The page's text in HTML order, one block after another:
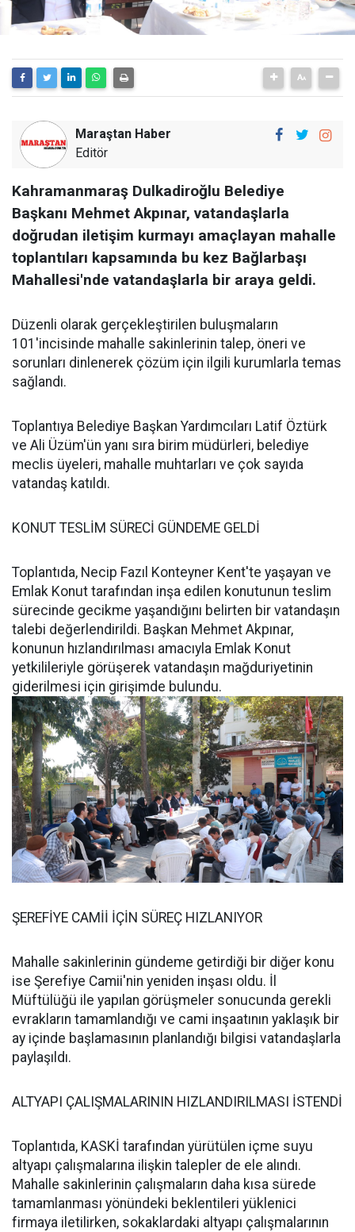
Maraştan Haber
Editör
Kahramanmaraş Dulkadiroğlu Belediye
Başkanı Mehmet Akpınar, vatandaşlarla
doğrudan iletişim kurmayı amaçlayan mahalle
toplantıları kapsamında bu kez Bağlarbaşı
Mahallesi'nde vatandaşlarla bir araya geldi.
Düzenli olarak gerçekleştirilen buluşmaların
101'incisinde mahalle sakinlerinin talep, öneri ve
sorunları dinlenerek çözüm için ilgili kurumlarla temas
sağlandı.
Toplantıya Belediye Başkan Yardımcıları Latif Öztürk
ve Ali Üzüm'ün yanı sıra birim müdürleri, belediye
meclis üyeleri, mahalle muhtarları ve çok sayıda
vatandaş katıldı.
KONUT TESLİM SÜRECİ GÜNDEME GELDİ
Toplantıda, Necip Fazıl Konteyner Kent'te yaşayan ve
Emlak Konut tarafından inşa edilen konutunun teslim
sürecinde gecikme yaşandığını belirten bir vatandaşın
talebi değerlendirildi. Başkan Mehmet Akpınar,
konunun hızlandırılması amacıyla Emlak Konut
yetkilileriyle görüşerek vatandaşın mağduriyetinin
giderilmesi için girişimde bulundu.
ŞEREFİYE CAMİİ İÇİN SÜREÇ HIZLANIYOR
Mahalle sakinlerinin gündeme getirdiği bir diğer konu
ise Şerefiye Camii'nin yeniden inşası oldu. İl
Müftülüğü ile yapılan görüşmeler sonucunda gerekli
evrakların tamamlandığı ve cami inşaatının yaklaşık bir
ay içinde başlamasının planlandığı bilgisi vatandaşlarla
paylaşıldı.
ALTYAPI ÇALIŞMALARININ HIZLANDIRILMASI İSTENDİ
Toplantıda, KASKİ tarafından yürütülen içme suyu
altyapı çalışmalarına ilişkin talepler de ele alındı.
Mahalle sakinlerinin çalışmaların daha kısa sürede
tamamlanması yönündeki beklentileri yüklenici
firmaya iletilirken, sokaklardaki altyapı çalışmalarının